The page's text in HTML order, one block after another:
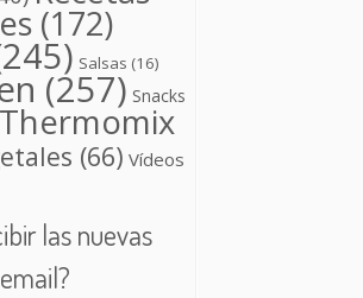
(172)
Salsas (16)
(257) Snacks
Thermomix
(66) Vídeos
las nuevas